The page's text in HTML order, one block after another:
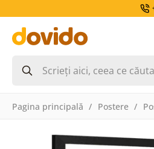
Pagina principală Postere